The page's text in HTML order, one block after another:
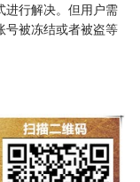
进行解决。但用户需
号被冻结或者被盗等